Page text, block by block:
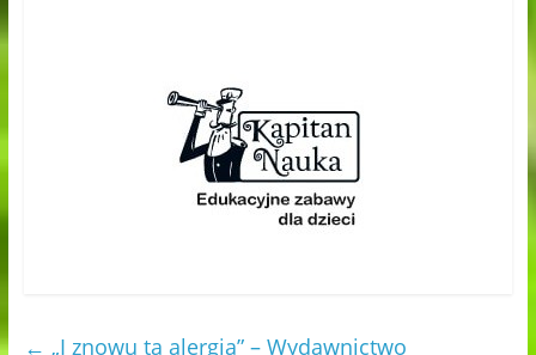
← „I znowu ta alergia” – Wydawnictwo